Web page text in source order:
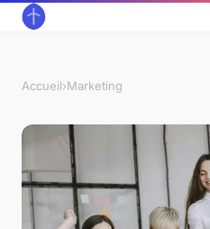
Accueil›Marketing